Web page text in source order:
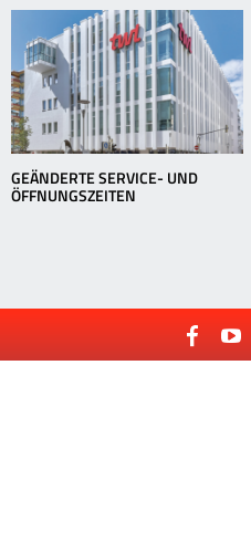
GEÄNDERTE SERVICE- UND
ÖFFNUNGSZEITEN